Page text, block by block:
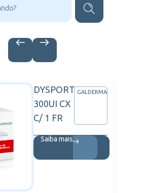
DYSPORT
300UI CX
C/ 1 FR
GALDERMA
Saiba mais